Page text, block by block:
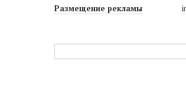
Размещение рекламы